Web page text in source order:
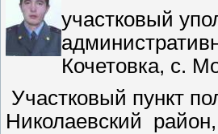
участковый
Кочетовка, с.
Участковый пункт
Николаевский